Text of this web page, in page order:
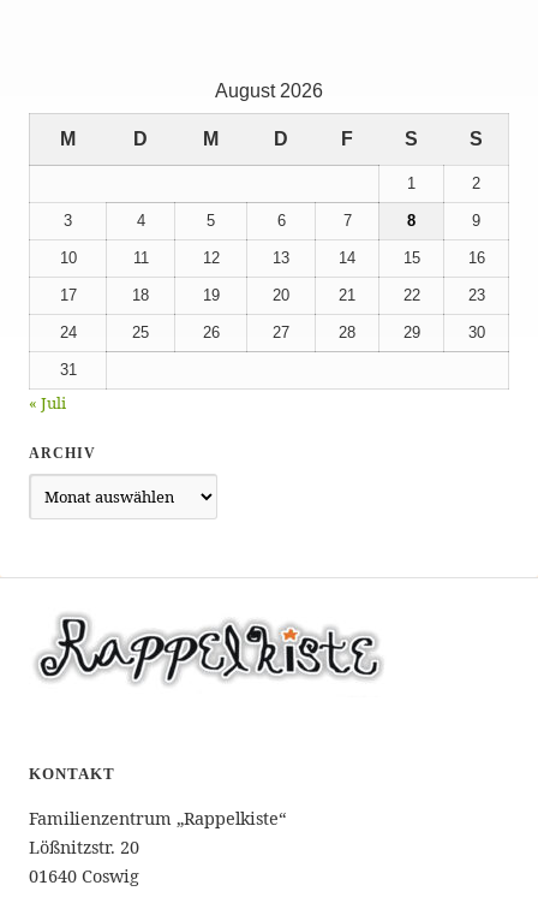
August 2026
M D M D F S S
1 2
3 4 5 6 7 8 9
10 11 12 13 14 15 16
17 18 19 20 21 22 23
24 25 26 27 28 29 30
31
« Juli
ARCHIV
KONTAKT
Familienzentrum „Rappelkiste“
Lößnitzstr. 20
01640 Coswig